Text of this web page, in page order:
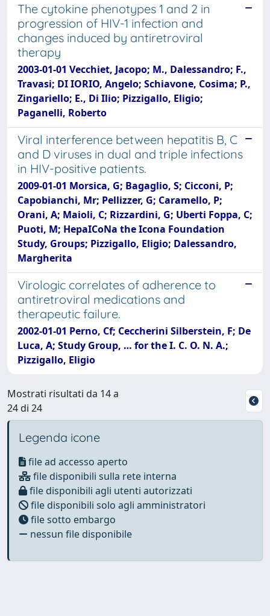
The cytokine phenotypes 1 and 2 in
progression of HIV-1 infection and
changes induced by antiretroviral
therapy
2003-01-01 Vecchiet, Jacopo; M., Dalessandro; F.,
Travasi; DI IORIO, Angelo; Schiavone, Cosima; P.,
Zingariello; E., Di Ilio; Pizzigallo, Eligio;
Paganelli, Roberto
Viral interference between hepatitis B, C
and D viruses in dual and triple infections
in HIV-positive patients.
2009-01-01 Morsica, G; Bagaglio, S; Cicconi, P;
Capobianchi, Mr; Pellizzer, G; Caramello, P;
Orani, A; Maioli, C; Rizzardini, G; Uberti Foppa, C;
Puoti, M; HepaICoNa the Icona Foundation
Study, Groups; Pizzigallo, Eligio; Dalessandro,
Margherita
Virologic correlates of adherence to
antiretroviral medications and
therapeutic failure.
2002-01-01 Perno, Cf; Ceccherini Silberstein, F; De
Luca, A; Study Group, … for the I. C. O. N. A.;
Pizzigallo, Eligio
Mostrati risultati da 14 a
24 di 24
Legenda icone
file ad accesso aperto
file disponibili sulla rete interna
file disponibili agli utenti autorizzati
file disponibili solo agli amministratori
file sotto embargo
nessun file disponibile